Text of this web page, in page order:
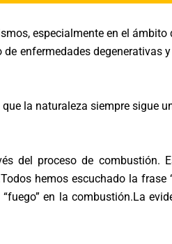
especialmente en el ámbito
enfermedades degenerativas
la naturaleza siempre sigue
del proceso de combustión.
hemos escuchado la
en la combustión.La